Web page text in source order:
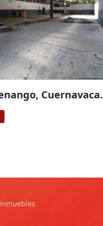
Cuernavaca.
inmuebles